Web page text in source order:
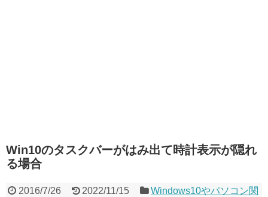
Win10のタスクバーがはみ出て時計表示が隠れ
る場合
2016/7/26 2022/11/15
Windows10やパソコン関